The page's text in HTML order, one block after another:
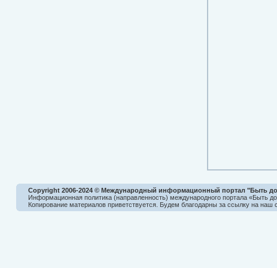
Copyright 2006-2024 © Международный информационный портал "Быть
Информационная политика (направленность) международного портала «Быть
Копирование материалов приветствуется. Будем благодарны за ссылку на